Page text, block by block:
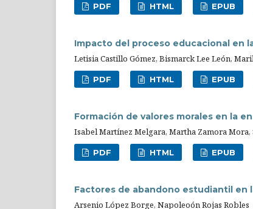
PDF HTML EPUB
Impacto del proceso educacional en
Letisia Castillo Gómez, Bismarck Lee León,
PDF HTML EPUB
Formación de valores morales en la
Isabel Martínez Melgara, Martha Zamora Mora,
PDF HTML EPUB
Factores de abandono estudiantil en
Arsenio López Borge, Napoleoón Rojas Robles